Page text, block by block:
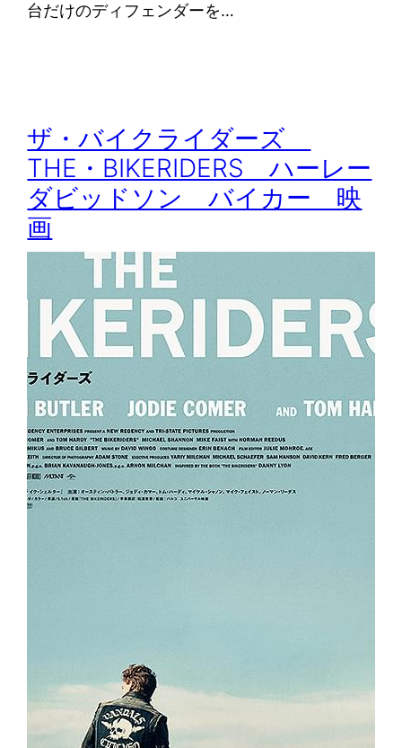
台だけのディフェンダーを…
ザ・バイクライダーズ
THE・BIKERIDERS ハーレー
ダビッドソン バイカー 映
画